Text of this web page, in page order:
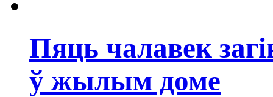
Пяць чалавек
ў жылым доме